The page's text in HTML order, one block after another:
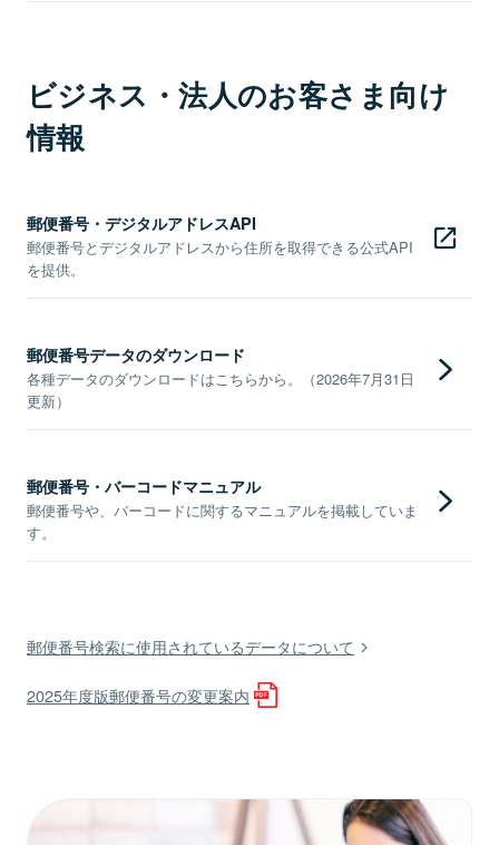
ビジネス・法人のお客さま向け
情報
郵便番号・デジタルアドレスAPI
郵便番号とデジタルアドレスから住所を取得できる公式API
を提供。
郵便番号データのダウンロード
各種データのダウンロードはこちらから。（2026年7月31日
更新）
郵便番号・バーコードマニュアル
郵便番号や、バーコードに関するマニュアルを掲載していま
す。
郵便番号検索に使用されているデータについて
2025年度版郵便番号の変更案内